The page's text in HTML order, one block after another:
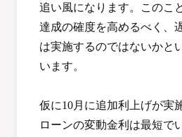
追い風になります。このこ
達成の確度を高めるべく、
は実施するのではないかと
います。
仮に10月に追加利上げが実
ローンの変動金利は最短で